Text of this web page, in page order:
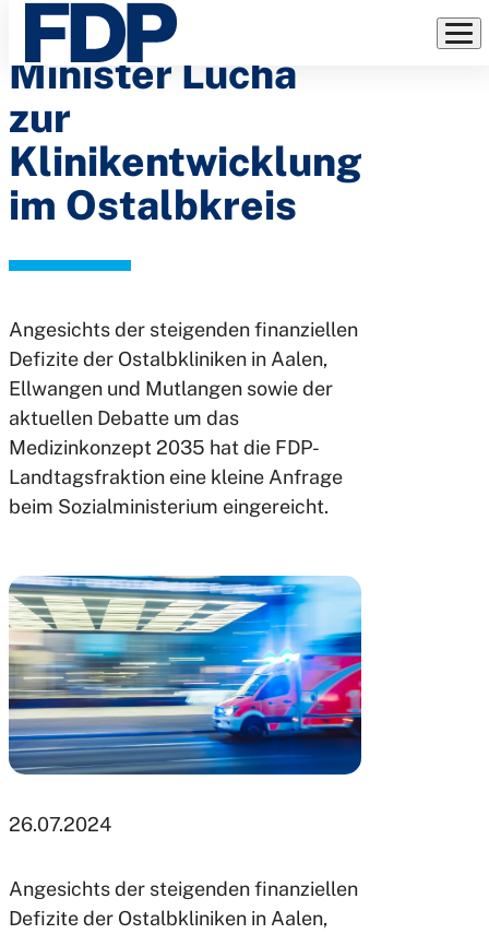
Direkt
Inhalt
Fragen an
Minister Lucha
zur
Klinikentwicklung
im Ostalbkreis
Angesichts der steigenden finanziellen
Defizite der Ostalbkliniken in Aalen,
Ellwangen und Mutlangen sowie der
aktuellen Debatte um das
Medizinkonzept 2035 hat die FDP-
Landtagsfraktion eine kleine Anfrage
beim Sozialministerium eingereicht.
26.07.2024
Angesichts der steigenden finanziellen
Defizite der Ostalbkliniken in Aalen,